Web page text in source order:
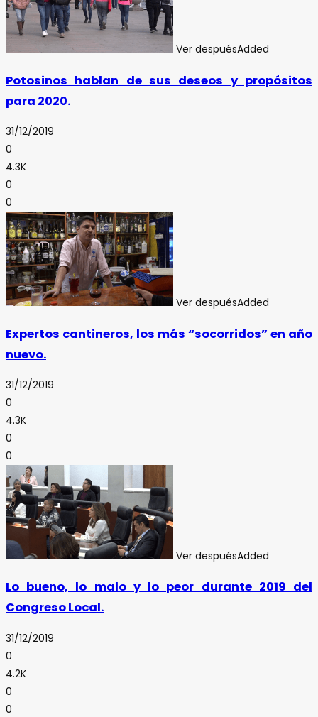
Ver despuésAdded
Potosinos hablan de sus deseos y propósitos
para 2020.
31/12/2019
0
4.3K
0
0
Ver despuésAdded
Expertos cantineros, los más “socorridos” en año
nuevo.
31/12/2019
0
4.3K
0
0
Ver despuésAdded
Lo bueno, lo malo y lo peor durante 2019 del
Congreso Local.
31/12/2019
0
4.2K
0
0